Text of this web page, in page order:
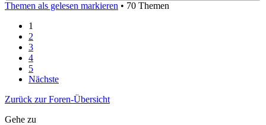
Themen als gelesen markieren • 70 Themen
1
2
3
4
5
Nächste
Zurück zur Foren-Übersicht
Gehe zu